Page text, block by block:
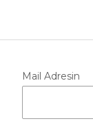
Mail Adresin